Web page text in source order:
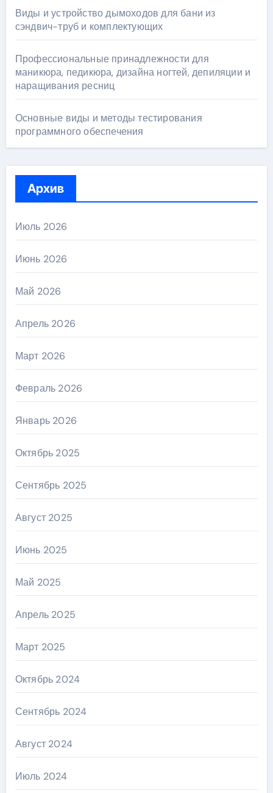
Виды и устройство дымоходов для бани из
сэндвич-труб и комплектующих
Профессиональные принадлежности для
маникюра, педикюра, дизайна ногтей, депиляции и
наращивания ресниц
Основные виды и методы тестирования
программного обеспечения
Архив
Июль 2026
Июнь 2026
Май 2026
Апрель 2026
Март 2026
Февраль 2026
Январь 2026
Октябрь 2025
Сентябрь 2025
Август 2025
Июнь 2025
Май 2025
Апрель 2025
Март 2025
Октябрь 2024
Сентябрь 2024
Август 2024
Июль 2024